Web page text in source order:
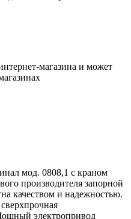
магазина и может
мод. 0808,1 с краном
производителя запорной
качеством и надежностью.
электропривод